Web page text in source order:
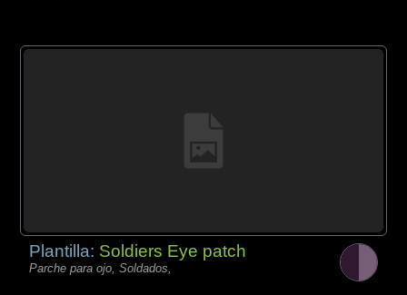
Plantilla: Soldiers Eye patch
Parche para ojo, Soldados,